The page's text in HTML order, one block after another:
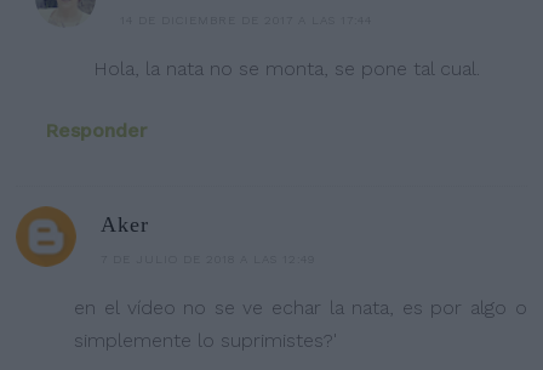
Hola, la nata no se monta, se pone tal cual.
Responder
Aker
en el vídeo no se ve echar la nata, es por algo o
simplemente lo suprimistes?'